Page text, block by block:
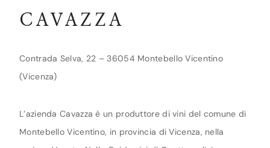
CAVAZZA
Contrada Selva, 22 – 36054 Montebello Vicentino
(Vicenza)
L’azienda Cavazza è un produttore di vini del comune di
Montebello Vicentino, in provincia di Vicenza, nella